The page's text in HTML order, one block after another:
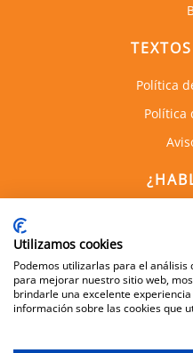
Política
Política
600
Utilizamos cookies
Podemos utilizarlas para el
para mejorar nuestro sitio web,
brindarle una excelente
información sobre las cookies que